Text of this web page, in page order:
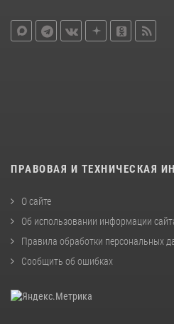
ПРАВОВАЯ И ТЕХНИЧЕСКАЯ
О сайте
Об использовании информации
Правила обработки персональных
Сообщить об ошибках